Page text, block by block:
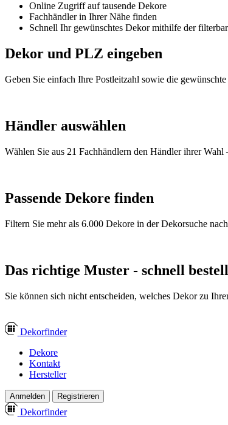
Online Zugriff auf tausende Dekore
Fachhändler in Ihrer Nähe finden
Schnell Ihr gewünschtes Dekor mithilfe der
Dekor und PLZ eingeben
Geben Sie einfach Ihre Postleitzahl sowie die
Händler auswählen
Wählen Sie aus 21 Fachhändlern den Händler ihrer
Passende Dekore finden
Filtern Sie mehr als 6.000 Dekore in der Dekorsuche
Das richtige Muster - schnell
Sie können sich nicht entscheiden, welches Dekor zu
Dekorfinder
Dekore
Kontakt
Hersteller
Anmelden Registrieren
Dekorfinder